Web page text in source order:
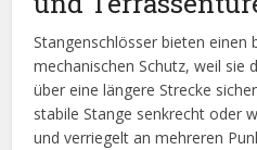
Stangenschlösser bieten einen
mechanischen Schutz, weil sie
über eine längere Strecke
stabile Stange senkrecht oder
und verriegelt an mehreren